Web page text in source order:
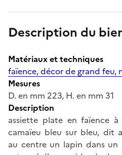
Description du
Matériaux et techniques
faïence, décor de grand feu,
Mesures
D. en mm 223, H. en mm 31
Description
assiette plate en faïence
camaïeu bleu sur bleu, dit
au centre un lapin dans un